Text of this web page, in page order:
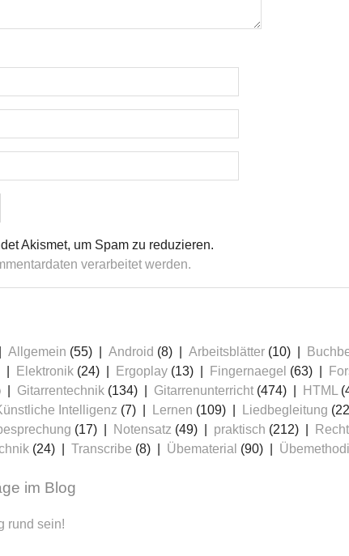
Akismet, um Spam zu reduzieren.
verarbeitet werden.
Allgemein (55) Android (8) Arbeitsblätter (10)
Elektronik (24) Ergoplay (13) Fingernaegel (63)
Gitarrentechnik (134) Gitarrenunterricht (474) HTML
Intelligenz (7) Lernen (109) Liedbegleitung
(17) Notensatz (49) praktisch (212) Recht
(24) Transcribe (8) Übematerial (90)
im Blog
rund sein!